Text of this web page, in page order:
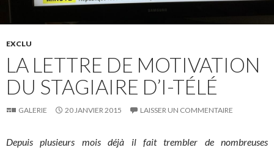
EXCLU
LA LETTRE DE MOTIVATION
DU STAGIAIRE D’I-TÉLÉ
GALERIE 20 JANVIER 2015 LAISSER UN COMMENTAIRE
Depuis plusieurs mois déjà il fait trembler de nombreuses